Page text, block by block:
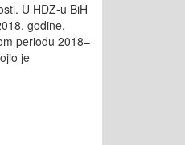
U HDZ-u BiH
godine,
periodu 2018–
je